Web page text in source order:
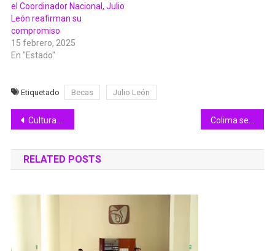
el Coordinador Nacional, Julio
León reafirman su
compromiso
15 febrero, 2025
En "Estado"
Etiquetado Becas Julio León
Navegación
de
entradas
Cultura Colima e INAH realizan acciones de restauración en el Teatro Hidalgo Colima se ubica fuera de los primeros 20 estados del país con más casos e incidencia de dengue en 2025
RELATED POSTS